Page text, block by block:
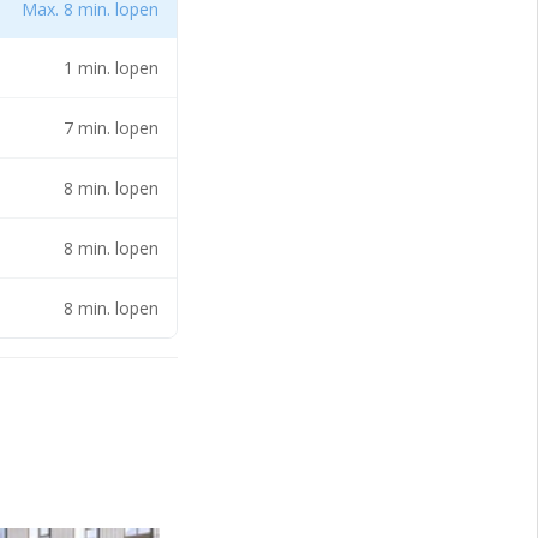
Een
geven tot
jegens
Jan
Een verschil
vermindering
Vastgoed
Max. 8 min. lopen
1 min. lopen
7 min. lopen
8 min. lopen
8 min. lopen
8 min. lopen